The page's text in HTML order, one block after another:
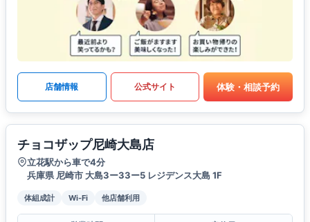
店舗情報 公式サイト 体験・相談予約
チョコザップ尼崎大島店
立花駅から車で4分
兵庫県 尼崎市 大島3ー33ー5 レジデンス大島 1F
体組成計 Wi-Fi 他店舗利用